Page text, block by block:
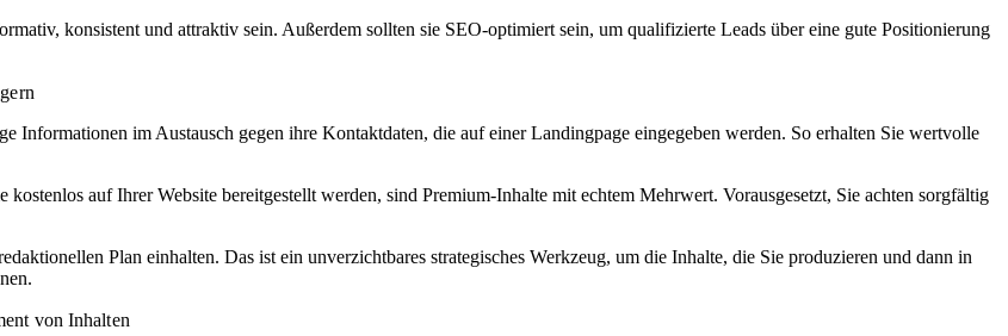
konsistent und attraktiv sein. Außerdem sollten sie SEO-optimiert sein, um qualifizierte Leads über eine gute Positionierung
Informationen im Austausch gegen ihre Kontaktdaten, die auf einer Landingpage eingegeben werden. So erhalten Sie wertvolle
auf Ihrer Website bereitgestellt werden, sind Premium-Inhalte mit echtem Mehrwert. Vorausgesetzt, Sie achten sorgfältig
Plan einhalten. Das ist ein unverzichtbares strategisches Werkzeug, um die Inhalte, die Sie produzieren und dann in
von Inhalten